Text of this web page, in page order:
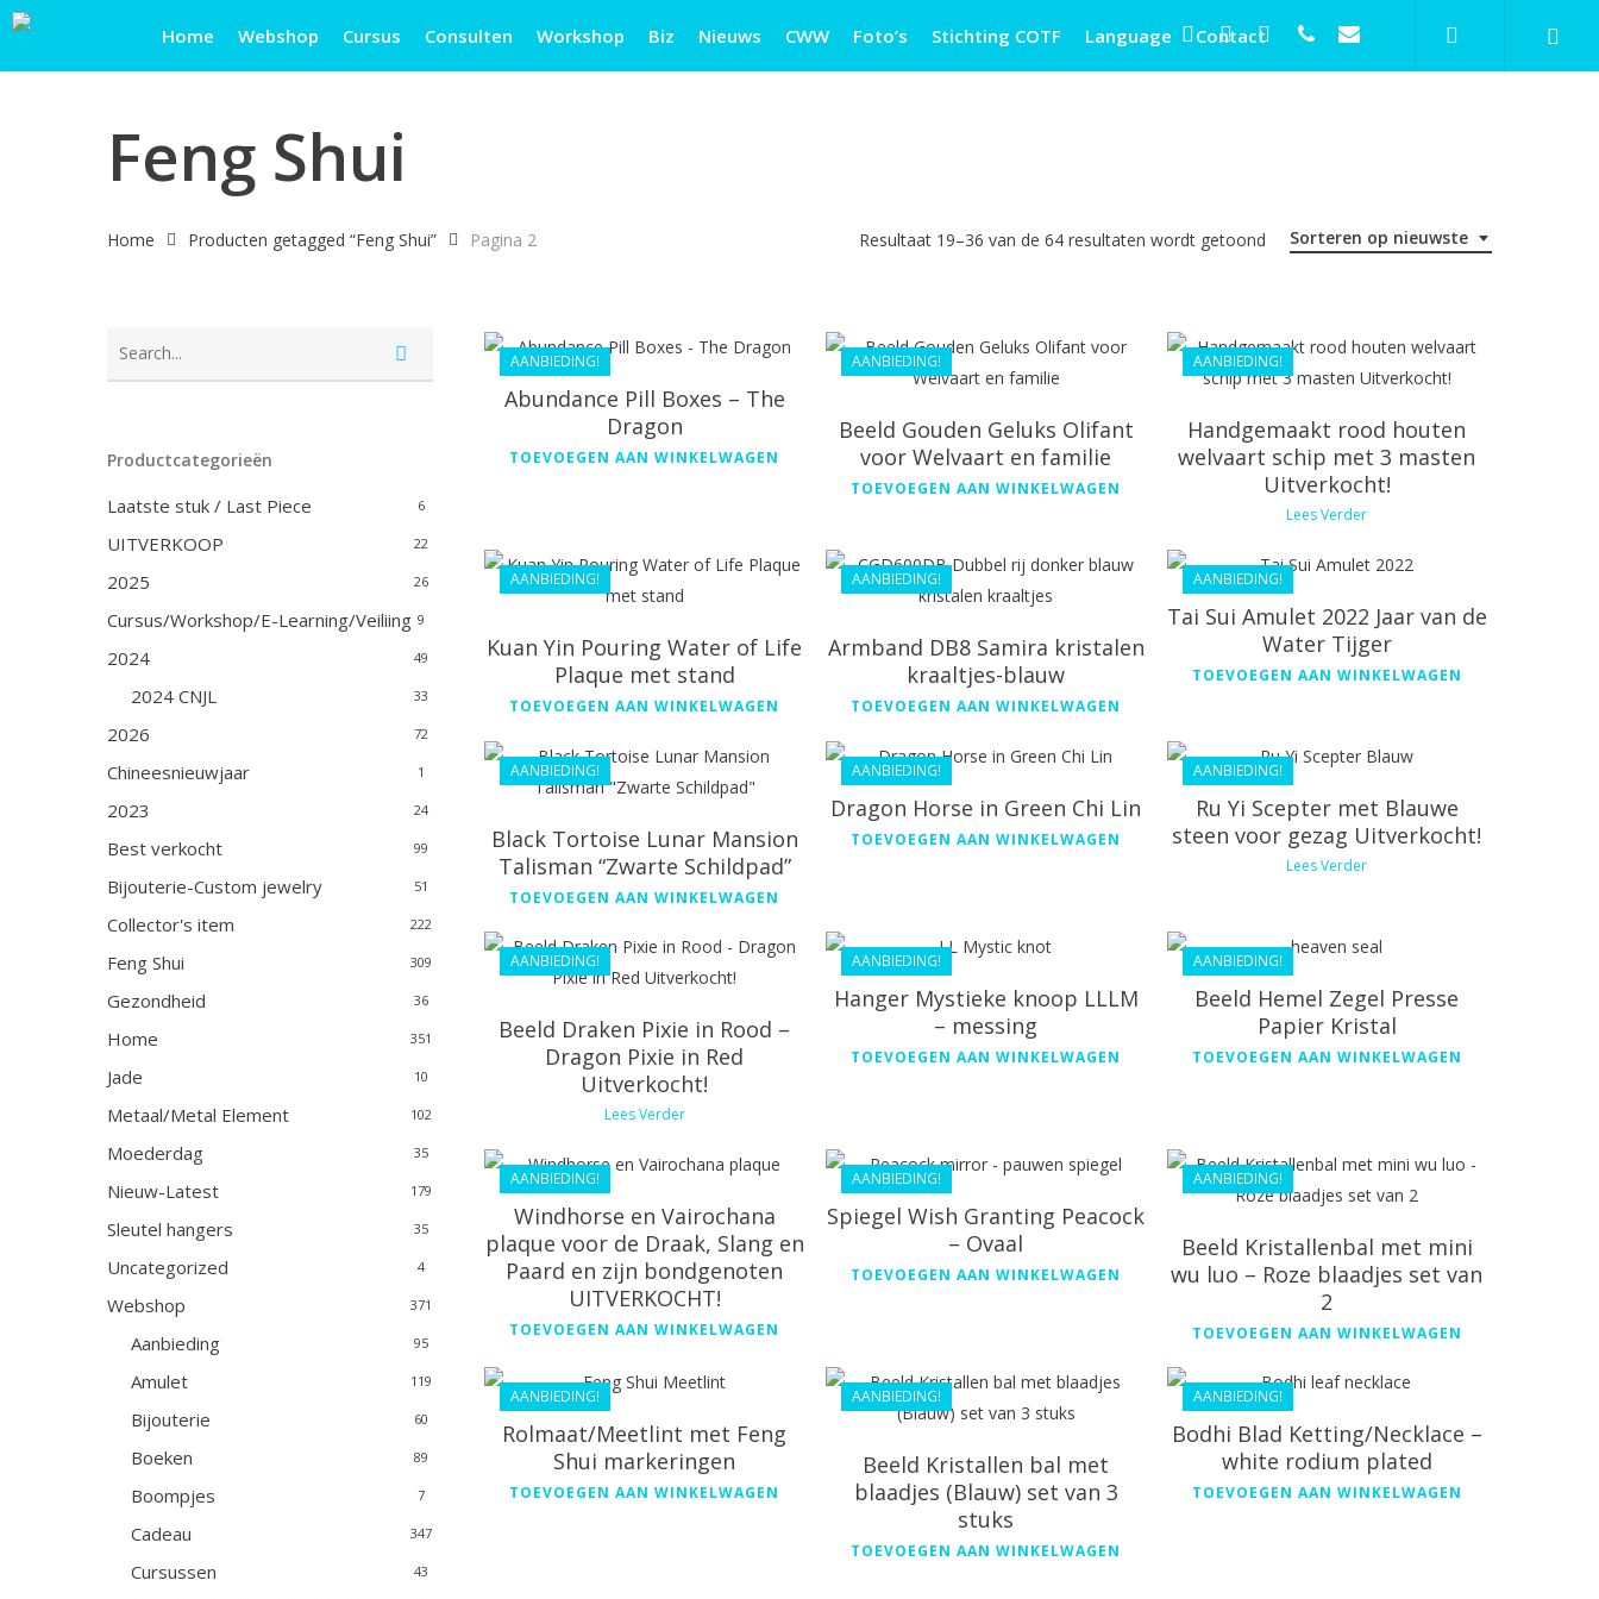
Skip
main
Home Webshop Cursus Consulten Workshop Biz Nieuws CWW Foto’s Stichting COTF Language Contact
twitterfacebook
linkedinphone email
Feng Shui
Sorteren op nieuwste
Resultaat 19–36 van de 64 resultaten wordt getoond Gesorteerd
Home Producten getagged “Feng Shui” Pagina 2
Productcategorieën
Laatste stuk / Last Piece 6
UITVERKOOP 22
2025 26
Cursus/Workshop/E-Learning/Veiliing 9
2024 49
2024 CNJL 33
2026 72
Chineesnieuwjaar 1
2023 24
Best verkocht 99
Bijouterie-Custom jewelry 51
Collector's item 222
Feng Shui 309
Gezondheid 36
Home 351
Jade 10
Metaal/Metal Element 102
Moederdag 35
Nieuw-Latest 179
Sleutel hangers 35
Uncategorized 4
Webshop 371
Aanbieding 95
Amulet 119
Bijouterie 60
Boeken 89
Boompjes 7
Cadeau 347
Cursussen 43
AANBIEDING!
Abundance Pill Boxes – The
Dragon
TOEVOEGEN AAN WINKELWAGEN
AANBIEDING!
€
133.99
Beeld Gouden Geluks Olifant
voor Welvaart en familie
TOEVOEGEN AAN WINKELWAGEN
AANBIEDING! 62.09
Handgemaakt rood houten
welvaart schip met 3 masten
Uitverkocht!
Lees Verder
AANBIEDING!
Kuan Yin Pouring Water of Life
Plaque met stand
TOEVOEGEN AAN WINKELWAGEN
AANBIEDING!
€38.99
Armband DB8 Samira kristalen
kraaltjes-blauw
TOEVOEGEN AAN WINKELWAGEN
AANBIEDING!
€41.99
€27.00
Tai Sui Amulet 2022 Jaar van de
Water Tijger
TOEVOEGEN AAN WINKELWAGEN
AANBIEDING!
€44.09
Black Tortoise Lunar Mansion
Talisman “Zwarte Schildpad”
TOEVOEGEN AAN WINKELWAGEN
AANBIEDING!
€168.99
Dragon Horse in Green Chi Lin
TOEVOEGEN AAN WINKELWAGEN
AANBIEDING!
€44.80
Ru Yi Scepter met Blauwe
steen voor gezag Uitverkocht!
Lees Verder
AANBIEDING!
€168.99
Beeld Draken Pixie in Rood –
Dragon Pixie in Red
Uitverkocht!
Lees Verder
AANBIEDING!
€30.99
Hanger Mystieke knoop LLLM
– messing
TOEVOEGEN AAN WINKELWAGEN
AANBIEDING!
Beeld Hemel Zegel Presse
Papier Kristal
TOEVOEGEN AAN WINKELWAGEN
AANBIEDING!
€ 49.99
Windhorse en Vairochana
plaque voor de Draak, Slang en
Paard en zijn bondgenoten
UITVERKOCHT!
TOEVOEGEN AAN WINKELWAGEN
AANBIEDING!
Spiegel Wish Granting Peacock
– Ovaal
TOEVOEGEN AAN WINKELWAGEN
AANBIEDING!
€
37.79
Beeld Kristallenbal met mini
wu luo – Roze blaadjes set van
2
TOEVOEGEN AAN WINKELWAGEN
AANBIEDING!
€26.99
€24.29
Rolmaat/Meetlint met Feng
Shui markeringen
TOEVOEGEN AAN WINKELWAGEN
AANBIEDING!
€33.29
Beeld Kristallen bal met
blaadjes (Blauw) set van 3
stuks
TOEVOEGEN AAN WINKELWAGEN
AANBIEDING!
€111.99
80.99
Bodhi Blad Ketting/Necklace –
white rodium plated
TOEVOEGEN AAN WINKELWAGEN